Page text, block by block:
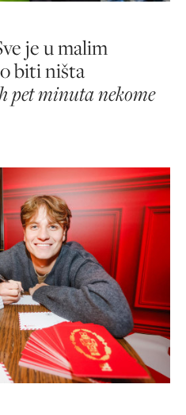
je u malim
biti ništa
pet minuta nekome